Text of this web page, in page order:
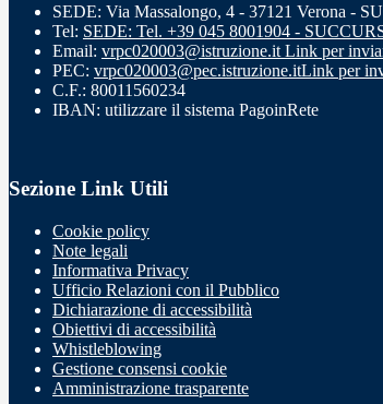
SEDE: Via Massalongo, 4 - 37121 Verona -
Tel: SEDE: Tel. +39 045 8001904 -
Email: vrpc020003@istruzione.it Link per
PEC: vrpc020003@pec.istruzione.itLink per
C.F.: 80011560234
IBAN: utilizzare il sistema PagoinRete
Sezione Link Utili
Cookie policy
Note legali
Informativa Privacy
Ufficio Relazioni con il Pubblico
Dichiarazione di accessibilità
Obiettivi di accessibilità
Whistleblowing
Gestione consensi cookie
Amministrazione trasparente